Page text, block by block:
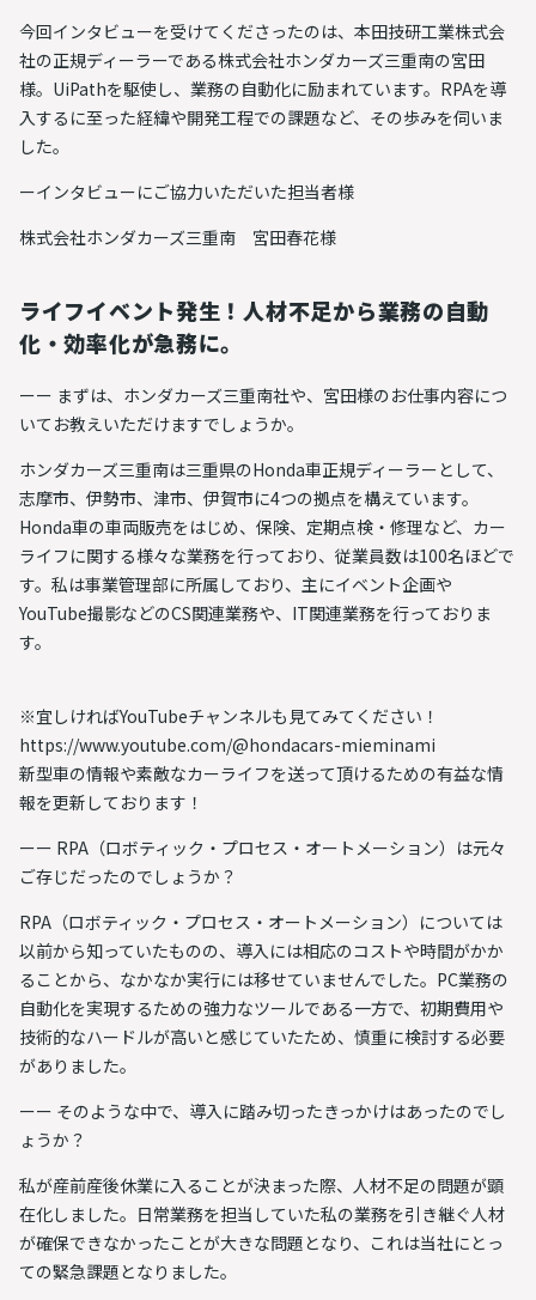
今回インタビューを受けてくださったのは、本田技研工業株式会
社の正規ディーラーである株式会社ホンダカーズ三重南の宮田
様。UiPathを駆使し、業務の自動化に励まれています。RPAを導
入するに至った経緯や開発工程での課題など、その歩みを伺いま
した。
ーインタビューにご協力いただいた担当者様
株式会社ホンダカーズ三重南 宮田春花様
ライフイベント発生！人材不足から業務の自動
化・効率化が急務に。
ーー まずは、ホンダカーズ三重南社や、宮田様のお仕事内容につ
いてお教えいただけますでしょうか。
ホンダカーズ三重南は三重県のHonda車正規ディーラーとして、
志摩市、伊勢市、津市、伊賀市に4つの拠点を構えています。
Honda車の車両販売をはじめ、保険、定期点検・修理など、カー
ライフに関する様々な業務を行っており、従業員数は100名ほどで
す。私は事業管理部に所属しており、主にイベント企画や
YouTube撮影などのCS関連業務や、IT関連業務を行っておりま
す。
※宜しければYouTubeチャンネルも見てみてください！
https://www.youtube.com/@hondacars-mieminami
新型車の情報や素敵なカーライフを送って頂けるための有益な情
報を更新しております！
ーー RPA（ロボティック・プロセス・オートメーション）は元々
ご存じだったのでしょうか？
RPA（ロボティック・プロセス・オートメーション）については
以前から知っていたものの、導入には相応のコストや時間がかか
ることから、なかなか実行には移せていませんでした。PC業務の
自動化を実現するための強力なツールである一方で、初期費用や
技術的なハードルが高いと感じていたため、慎重に検討する必要
がありました。
ーー そのような中で、導入に踏み切ったきっかけはあったのでし
ょうか？
私が産前産後休業に入ることが決まった際、人材不足の問題が顕
在化しました。日常業務を担当していた私の業務を引き継ぐ人材
が確保できなかったことが大きな問題となり、これは当社にとっ
ての緊急課題となりました。